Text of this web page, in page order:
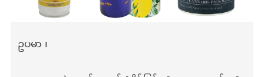
ဥပမာ ၊